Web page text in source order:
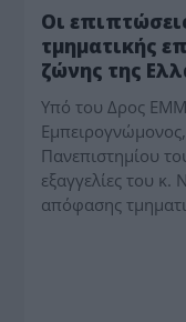
Οι
τμηματικής
ζώνης της
Υπό του Δρος
Πανεπιστημίου
εξαγγελίες του κ.
απόφασης